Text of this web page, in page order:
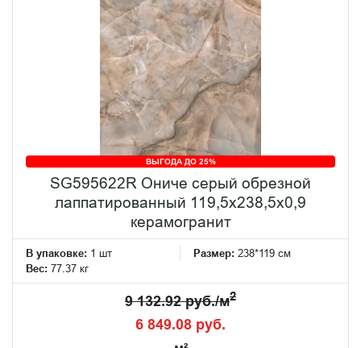
ВЫГОДА ДО 25%
SG595622R Ониче серый обрезной
лаппатированный 119,5x238,5x0,9
керамогранит
В упаковке: 1 шт Размер: 238*119 см
Вес: 77.37 кг
9 132.92 руб./м2
6 849.08 руб.